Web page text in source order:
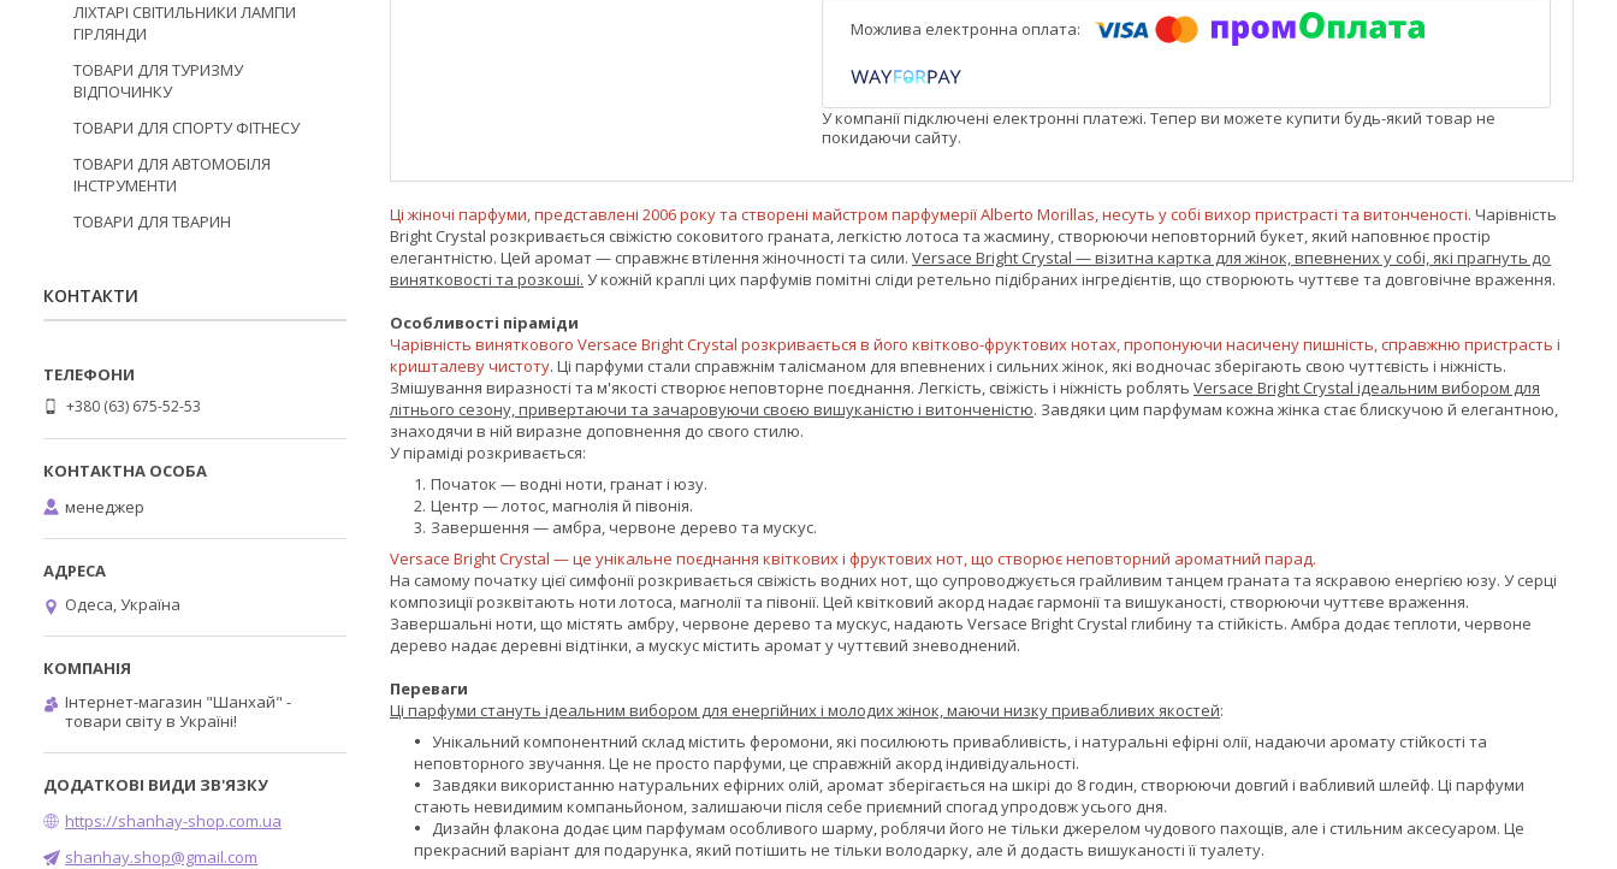
У компанії підключені електронні платежі. Тепер ви можете купити будь-який товар не
покидаючи сайту.
Ці жіночі парфуми, представлені 2006 року та створені майстром парфумерії Alberto Morillas, несуть у собі вихор пристрасті та витонченості. Чарівність
Bright Crystal розкривається свіжістю соковитого граната, легкістю лотоса та жасмину, створюючи неповторний букет, який наповнює простір
елегантністю. Цей аромат — справжнє втілення жіночності та сили. Versace Bright Crystal — візитна картка для жінок, впевнених у собі, які прагнуть до
винятковості та розкоші. У кожній краплі цих парфумів помітні сліди ретельно підібраних інгредієнтів, що створюють чуттєве та довговічне враження.
Особливості піраміди
Чарівність виняткового Versace Bright Crystal розкривається в його квітково-фруктових нотах, пропонуючи насичену пишність, справжню пристрасть і
кришталеву чистоту. Ці парфуми стали справжнім талісманом для впевнених і сильних жінок, які водночас зберігають свою чуттєвість і ніжність.
Змішування виразності та м'якості створює неповторне поєднання. Легкість, свіжість і ніжність роблять Versace Bright Crystal ідеальним вибором для
літнього сезону, привертаючи та зачаровуючи своєю вишуканістю і витонченістю. Завдяки цим парфумам кожна жінка стає блискучою й елегантною,
знаходячи в ній виразне доповнення до свого стилю.
У піраміді розкривається:
Початок — водні ноти, гранат і юзу.
Центр — лотос, магнолія й півонія.
Завершення — амбра, червоне дерево та мускус.
Versace Bright Crystal — це унікальне поєднання квіткових і фруктових нот, що створює неповторний ароматний парад.
На самому початку цієї симфонії розкривається свіжість водних нот, що супроводжується грайливим танцем граната та яскравою енергією юзу. У серці
композиції розквітають ноти лотоса, магнолії та півонії. Цей квітковий акорд надає гармонії та вишуканості, створюючи чуттєве враження.
Завершальні ноти, що містять амбру, червоне дерево та мускус, надають Versace Bright Crystal глибину та стійкість. Амбра додає теплоти, червоне
дерево надає деревні відтінки, а мускус містить аромат у чуттєвий зневоднений.
Переваги
Ці парфуми стануть ідеальним вибором для енергійних і молодих жінок, маючи низку привабливих якостей:
Унікальний компонентний склад містить феромони, які посилюють привабливість, і натуральні ефірні олії, надаючи аромату стійкості та
неповторного звучання. Це не просто парфуми, це справжній акорд індивідуальності.
Завдяки використанню натуральних ефірних олій, аромат зберігається на шкірі до 8 годин, створюючи довгий і вабливий шлейф. Ці парфуми
стають невидимим компаньйоном, залишаючи після себе приємний спогад упродовж усього дня.
Дизайн флакона додає цим парфумам особливого шарму, роблячи його не тільки джерелом чудового пахощів, але і стильним аксесуаром. Це
прекрасний варіант для подарунка, який потішить не тільки володарку, але й додасть вишуканості її туалету.
ЛІХТАРІ СВІТИЛЬНИКИ ЛАМПИ
ГІРЛЯНДИ
ТОВАРИ ДЛЯ ТУРИЗМУ
ВІДПОЧИНКУ
ТОВАРИ ДЛЯ СПОРТУ ФІТНЕСУ
ТОВАРИ ДЛЯ АВТОМОБІЛЯ
ІНСТРУМЕНТИ
ТОВАРИ ДЛЯ ТВАРИН
КОНТАКТИ
+380 (63) 675-52-53
менеджер
Одеса, Україна
Інтернет-магазин "Шанхай" -
товари світу в Україні!
https://shanhay-shop.com.ua
shanhay.shop@gmail.com